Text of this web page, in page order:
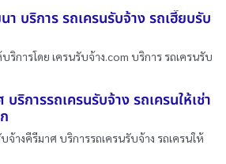
บริการ รถเครนรับจ้าง รถเฮี๊ยบรับ
ริการโดย เครนรับจ้าง.com บริการ รถเครนรับ
ริการรถเครนรับจ้าง รถเครนให้เช่า
จ้างคีรีมาศ บริการรถเครนรับจ้าง รถเครนให้